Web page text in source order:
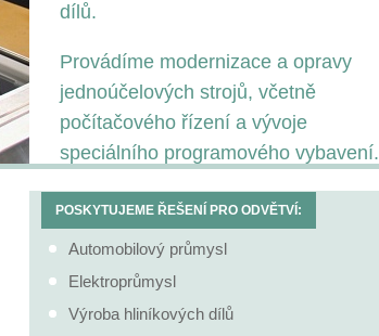
dílů.
Provádíme modernizace a opravy
jednoúčelových strojů, včetně
počítačového řízení a vývoje
speciálního programového vybavení.
POSKYTUJEME ŘEŠENÍ PRO ODVĚTVÍ:
Automobilový průmysl
Elektroprůmysl
Výroba hliníkových dílů